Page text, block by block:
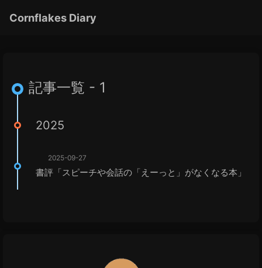
Cornflakes Diary
記事一覧 - 1
2025
2025-09-27
書評「スピーチや会話の「えーっと」がなくなる本」